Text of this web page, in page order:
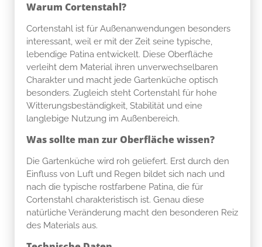
Warum Cortenstahl?
Cortenstahl ist für Außenanwendungen besonders
interessant, weil er mit der Zeit seine typische,
lebendige Patina entwickelt. Diese Oberfläche
verleiht dem Material ihren unverwechselbaren
Charakter und macht jede Gartenküche optisch
besonders. Zugleich steht Cortenstahl für hohe
Witterungsbeständigkeit, Stabilität und eine
langlebige Nutzung im Außenbereich.
Was sollte man zur Oberfläche wissen?
Die Gartenküche wird roh geliefert. Erst durch den
Einfluss von Luft und Regen bildet sich nach und
nach die typische rostfarbene Patina, die für
Cortenstahl charakteristisch ist. Genau diese
natürliche Veränderung macht den besonderen Reiz
des Materials aus.